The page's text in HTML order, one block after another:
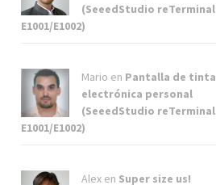
(SeeedStudio reTerminal
E1001/E1002)
Mario en Pantalla de tinta
electrónica personal
(SeeedStudio reTerminal
E1001/E1002)
Alex en Super size us!